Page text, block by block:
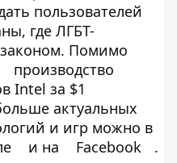
пользователей
где ЛГБТ-
Помимо
производство
Intel за $1
актуальных
и игр можно в
и на Facebook .